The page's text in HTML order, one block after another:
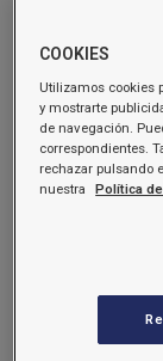
COOKIES
Utilizamos cookies
y mostrarte
de navegación.
correspondientes.
rechazar pulsando
nuestra
Política